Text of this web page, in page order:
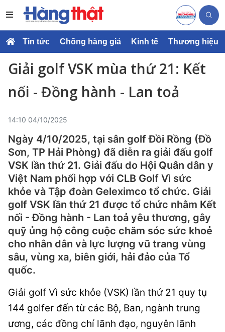
Tin tức Chống hàng giả Kinh tế Thương hiệu
Giải golf VSK mùa thứ 21: Kết
nối - Đồng hành - Lan toả
14:10 04/10/2025
Ngày 4/10/2025, tại sân golf Đồi Rồng (Đồ
Sơn, TP Hải Phòng) đã diễn ra giải đấu golf
VSK lần thứ 21. Giải đấu do Hội Quân dân y
Việt Nam phối hợp với CLB Golf Vì sức
khỏe và Tập đoàn Geleximco tổ chức. Giải
golf VSK lần thứ 21 được tổ chức nhằm Kết
nối - Đồng hành - Lan toả yêu thương, gây
quỹ ủng hộ công cuộc chăm sóc sức khoẻ
cho nhân dân và lực lượng vũ trang vùng
sâu, vùng xa, biên giới, hải đảo của Tổ
quốc.
Giải golf Vì sức khỏe (VSK) lần thứ 21 quy tụ
144 golfer đến từ các Bộ, Ban, ngành trung
ương, các đồng chí lãnh đạo, nguyên lãnh